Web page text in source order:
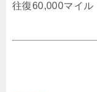
往復60,000マイル